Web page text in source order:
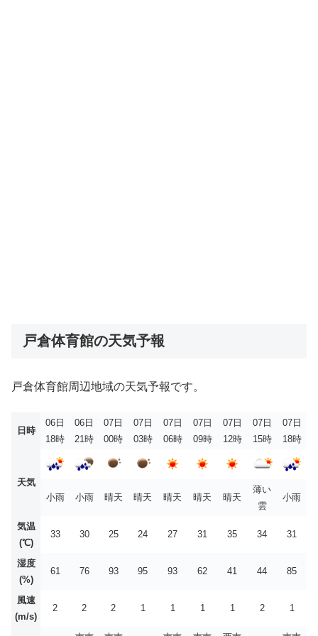
戸倉体育館の天気予報
戸倉体育館周辺地域の天気予報です。
日時
06日
18時
06日
21時
07日
00時
07日
03時
07日
06時
07日
09時
07日
12時
07日
15時
07日
18時
天気
小雨
小雨 晴天 晴天 晴天 晴天 晴天
薄い
雲
小雨
気温
(℃)
33 30 25 24 27 31 35 34 31
湿度
(%)
61 76 93 95 93 62 41 44 85
風速
(m/s)
2 2 2 1 1 1 1 2 1